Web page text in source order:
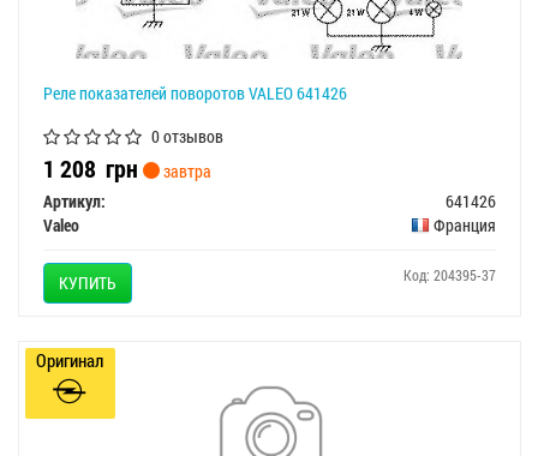
Реле показателей поворотов VALEO 641426
0 отзывов
1 208 грн
завтра
Артикул:
641426
Valeo
Франция
КУПИТЬ Код: 204395-37
Оригинал